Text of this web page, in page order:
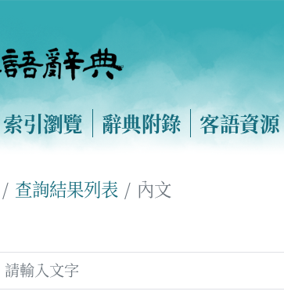
索引瀏覽 辭典附錄 客語資源
查詢結果列表 內文